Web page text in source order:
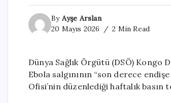
By Ayşe Arslan
20 Mayıs 2026
2 Min Read
Dünya Sağlık Örgütü (DSÖ)
Ebola salgınının “son derece
Ofisi’nin düzenlediği haftalık